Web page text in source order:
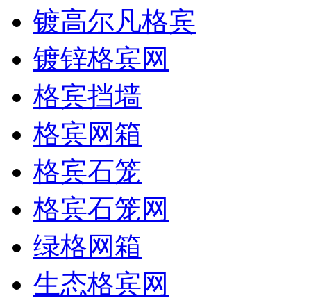
镀高尔凡格宾
镀锌格宾网
格宾挡墙
格宾网箱
格宾石笼
格宾石笼网
绿格网箱
生态格宾网